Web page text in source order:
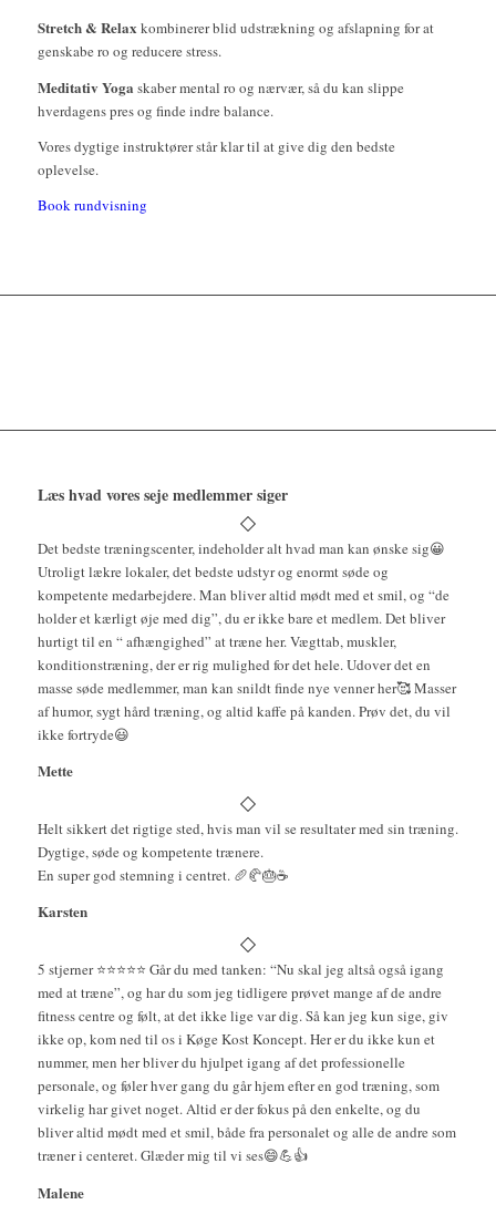
Stretch & Relax kombinerer blid udstrækning og afslapning for at
genskabe ro og reducere stress.
Meditativ Yoga skaber mental ro og nærvær, så du kan slippe
hverdagens pres og finde indre balance.
Vores dygtige instruktører står klar til at give dig den bedste
oplevelse.
Book rundvisning
Læs hvad vores seje medlemmer siger
Det bedste træningscenter, indeholder alt hvad man kan ønske sig😀
Utroligt lækre lokaler, det bedste udstyr og enormt søde og
kompetente medarbejdere. Man bliver altid mødt med et smil, og “de
holder et kærligt øje med dig”, du er ikke bare et medlem. Det bliver
hurtigt til en “ afhængighed” at træne her. Vægttab, muskler,
konditionstræning, der er rig mulighed for det hele. Udover det en
masse søde medlemmer, man kan snildt finde nye venner her🥰 Masser
af humor, sygt hård træning, og altid kaffe på kanden. Prøv det, du vil
ikke fortryde😃
Mette
Helt sikkert det rigtige sted, hvis man vil se resultater med sin træning.
Dygtige, søde og kompetente trænere.
En super god stemning i centret. 🥖🥐🎂☕️
Karsten
5 stjerner ⭐️⭐️⭐️⭐️⭐️ Går du med tanken: “Nu skal jeg altså også igang
med at træne”, og har du som jeg tidligere prøvet mange af de andre
fitness centre og følt, at det ikke lige var dig. Så kan jeg kun sige, giv
ikke op, kom ned til os i Køge Kost Koncept. Her er du ikke kun et
nummer, men her bliver du hjulpet igang af det professionelle
personale, og føler hver gang du går hjem efter en god træning, som
virkelig har givet noget. Altid er der fokus på den enkelte, og du
bliver altid mødt med et smil, både fra personalet og alle de andre som
træner i centeret. Glæder mig til vi ses😄💪👍
Malene